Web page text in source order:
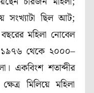
সংখ্যাটা ছিলআট;
মহিলা নোবেল
১৯৭৬ থেকে ২০০০–
একবিংশ শতাব্দীর
মিলিয়ে মহিলা